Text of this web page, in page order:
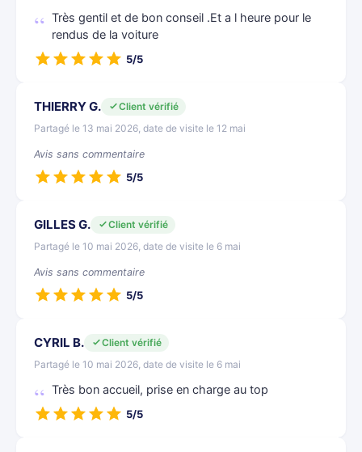
Très gentil et de bon conseil .Et a l heure pour le
rendus de la voiture
5/5
THIERRY G.
Client vérifié
Partagé le 13 mai 2026, date de visite le 12 mai
Avis sans commentaire
5/5
GILLES G.
Client vérifié
Partagé le 10 mai 2026, date de visite le 6 mai
Avis sans commentaire
5/5
CYRIL B.
Client vérifié
Partagé le 10 mai 2026, date de visite le 6 mai
Très bon accueil, prise en charge au top
5/5